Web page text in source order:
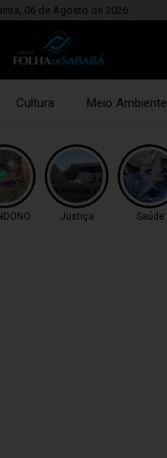
06 de Agosto de 2026
Cultura Meio Ambiente
Justiça Saúde